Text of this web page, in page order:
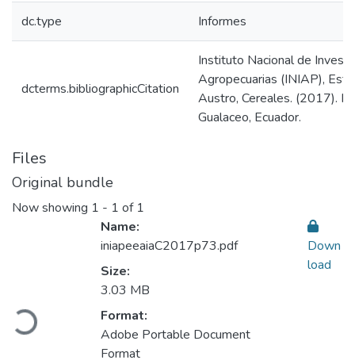
dc.type Informes
dcterms.bibliographicCitation
Instituto Nacional de
Agropecuarias (INIAP),
Austro, Cereales. (2017).
Gualaceo, Ecuador.
Files
Original bundle
Now showing 1 - 1 of 1
Loading...
Name:
iniapeeaiaC2017p73.pdf
Size:
3.03 MB
Format:
Adobe Portable Document
Format
Down
load